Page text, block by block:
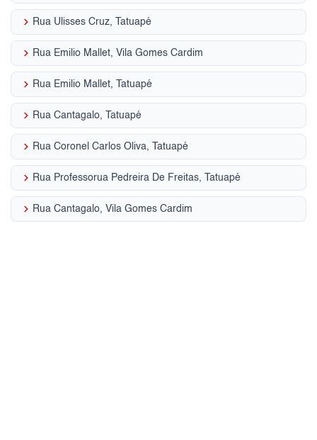
keyboard_arrow_right Rua Ulisses Cruz, Tatuapé
keyboard_arrow_right Rua Emilio Mallet, Vila Gomes Cardim
keyboard_arrow_right Rua Emilio Mallet, Tatuapé
keyboard_arrow_right Rua Cantagalo, Tatuapé
keyboard_arrow_right Rua Coronel Carlos Oliva, Tatuapé
keyboard_arrow_right Rua Professorua Pedreira De Freitas, Tatuapé
keyboard_arrow_right Rua Cantagalo, Vila Gomes Cardim